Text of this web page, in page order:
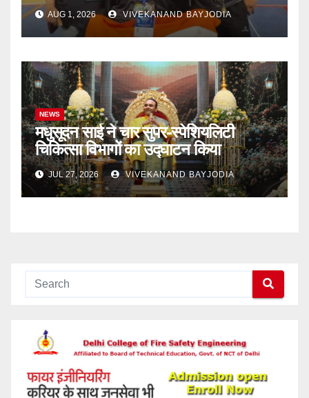
AUG 1, 2026 VIVEKANAND BAYJODIA
NEWS
मधुसूदन साई ने चार सुपर-स्पेशियलिटी
चिकित्सा विभागों का उद्घाटन किया
JUL 27, 2026 VIVEKANAND BAYJODIA